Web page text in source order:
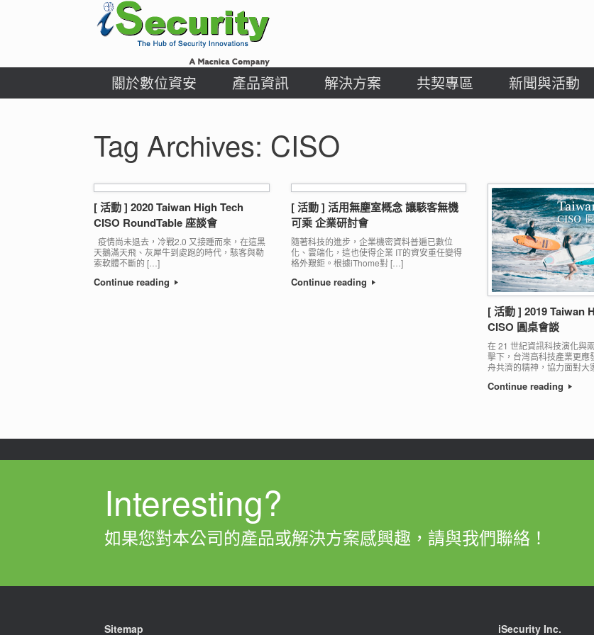
關於數位資安 產品資訊 解決方案 共契專區 新聞與活動
Tag Archives: CISO
[ 活動 ] 2020 Taiwan High Tech
CISO RoundTable 座談會
疫情尚未退去，冷戰2.0 又接踵而來，在這黑
天鵝滿天飛、灰犀牛到處跑的時代，駭客與勒
索軟體不斷的 […]
Continue reading
[ 活動 ] 活用無塵室概念 讓駭客無機
可乘 企業研討會
隨著科技的進步，企業機密資料普遍已數位
化、雲端化，這也使得企業 IT的資安重任變得
格外艱鉅。根據iThome對 […]
Continue reading
[ 活動 ] 2019 Taiwan
CISO 圓桌會談
在 21 世紀資訊科技演化與
擊下，台灣高科技產業更應
舟共濟的精神，協力面對
Continue reading
Interesting?
如果您對本公司的產品或解決方案感興趣，請與我們聯絡！
Sitemap iSecurity Inc.